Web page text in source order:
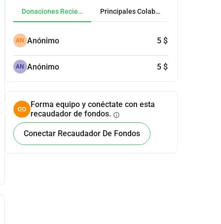
Donaciones Recientes Principales Colaboradores
AN Anónimo 5 $
AN Anónimo 5 $
Forma equipo y conéctate con esta
recaudador de fondos. info
Conectar Recaudador De Fondos